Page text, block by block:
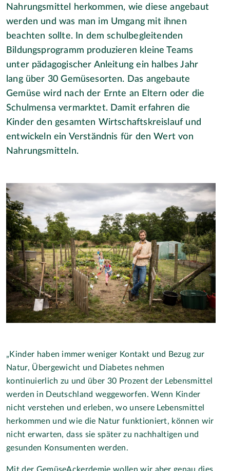
Nahrungsmittel herkommen, wie diese angebaut
werden und was man im Umgang mit ihnen
beachten sollte. In dem schulbegleitenden
Bildungsprogramm produzieren kleine Teams
unter pädagogischer Anleitung ein halbes Jahr
lang über 30 Gemüsesorten. Das angebaute
Gemüse wird nach der Ernte an Eltern oder die
Schulmensa vermarktet. Damit erfahren die
Kinder den gesamten Wirtschaftskreislauf und
entwickeln ein Verständnis für den Wert von
Nahrungsmitteln.
„Kinder haben immer weniger Kontakt und Bezug zur
Natur, Übergewicht und Diabetes nehmen
kontinuierlich zu und über 30 Prozent der Lebensmittel
werden in Deutschland weggeworfen. Wenn Kinder
nicht verstehen und erleben, wo unsere Lebensmittel
herkommen und wie die Natur funktioniert, können wir
nicht erwarten, dass sie später zu nachhaltigen und
gesunden Konsumenten werden.